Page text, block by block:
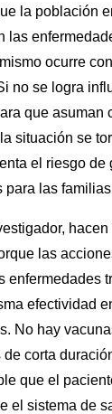
la población
las
ocurre
no se logra
que asuman
situación se
el riesgo de
para las
las
enfermedades
efectividad
No hay
de corta
que el
el sistema de